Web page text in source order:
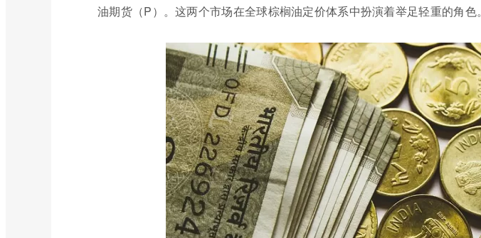
油期货（P）。这两个市场在全球棕榈油定价体系中扮演着举足轻重的角色。